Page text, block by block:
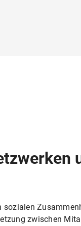
sozialen
zwischen